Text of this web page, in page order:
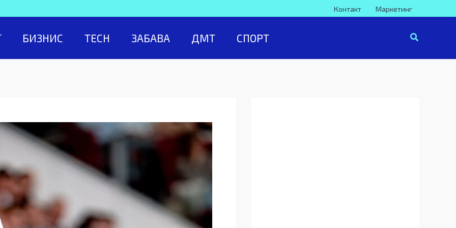
Контакт Маркетинг
БИЗНИС TECH ЗАБАВА ДМТ СПОРТ